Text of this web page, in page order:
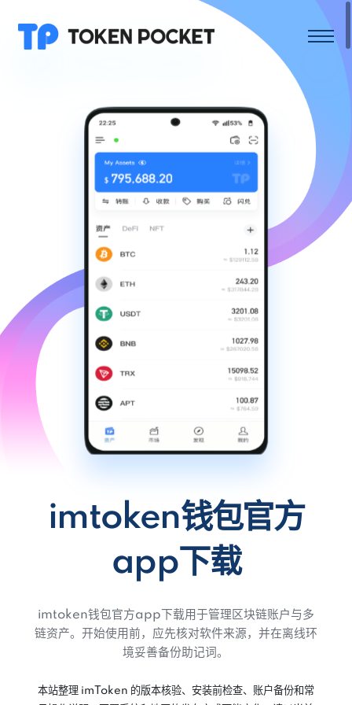
imtoken钱包官方
app下载
imtoken钱包官方app下载用于管理区块链账户与多
链资产。开始使用前，应先核对软件来源，并在离线环
境妥善备份助记词。
本站整理 imToken 的版本核验、安装前检查、账户备份和常